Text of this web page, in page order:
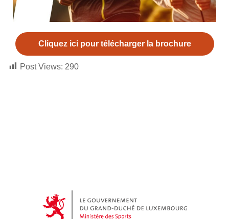
Cliquez ici pour télécharger la brochure
Post Views: 290